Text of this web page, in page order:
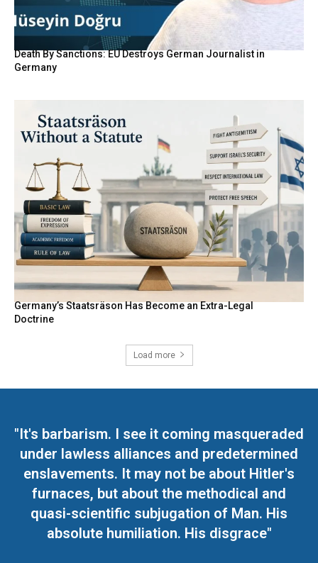
Death By Sanctions: EU Destroys German Journalist in
Germany
Germany’s Staatsräson Has Become an Extra-Legal
Doctrine
Load more
"It's barbarism. I see it coming masqueraded
under lawless alliances and predetermined
enslavements. It may not be about Hitler's
furnaces, but about the methodical and
quasi-scientific subjugation of Man. His
absolute humiliation. His disgrace"